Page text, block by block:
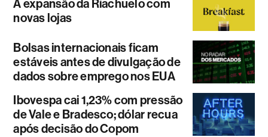
A expansão da Riachuelo com
novas lojas
Bolsas internacionais ficam
estáveis antes de divulgação de
dados sobre emprego nos EUA
Ibovespa cai 1,23% com pressão
de Vale e Bradesco; dólar recua
após decisão do Copom